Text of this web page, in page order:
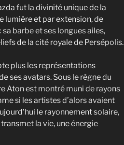
fut la divinité unique de la
lumière et par extension, de
barbe et ses longues ailes,
de la cité royale de Persépolis.
plus les représentations
ses avatars. Sous le règne du
Aton est montré muni de rayons
si les artistes d’alors avaient
le rayonnement solaire,
la vie, une énergie